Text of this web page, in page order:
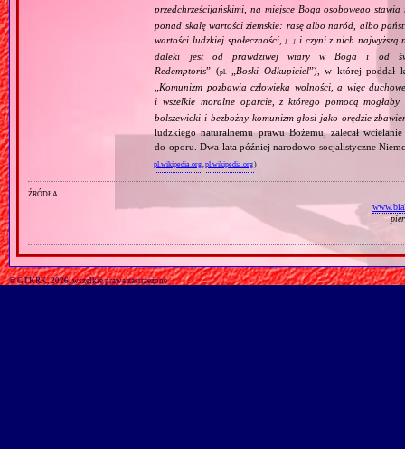
przedchrześcijańskimi, na miejsce Boga osobowego
ponad skalę wartości ziemskie: rasę albo naród, albo
wartości ludzkiej społeczności,[…] i czyni z nich najwyższą
daleki jest od prawdziwej wiary w Boga i od
Redemptoris” (pl. Boski Odkupiciel”), w której poddał
Komunizm pozbawia człowieka wolności, a więc
i wszelkie moralne oparcie, z którego pomocą
bolszewicki i bezbożny komunizm głosi jako orędzie
ludzkiego naturalnemu prawu Bożemu, zalecał
do oporu. Dwa lata później narodowo socjalistyczne
pl.wikipedia.org,pl.wikipedia.org)
źródła
© GTKRK, 2026, wszelkie prawa zastrzeżone